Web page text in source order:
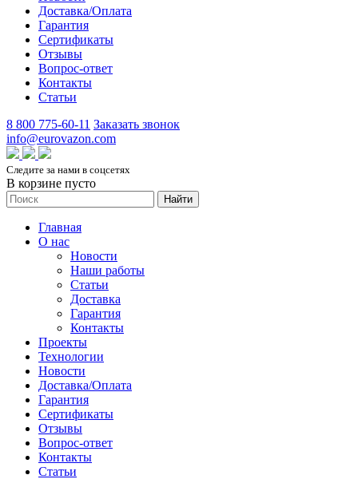
Доставка/Оплата
Гарантия
Сертификаты
Отзывы
Вопрос-ответ
Контакты
Статьи
8 800 775-60-11 Заказать звонок
info@eurovazon.com
Следите за нами в соцсетях
В корзине пусто
Найти
Главная
О нас
Новости
Наши работы
Статьи
Доставка
Гарантия
Контакты
Проекты
Технологии
Новости
Доставка/Оплата
Гарантия
Сертификаты
Отзывы
Вопрос-ответ
Контакты
Статьи